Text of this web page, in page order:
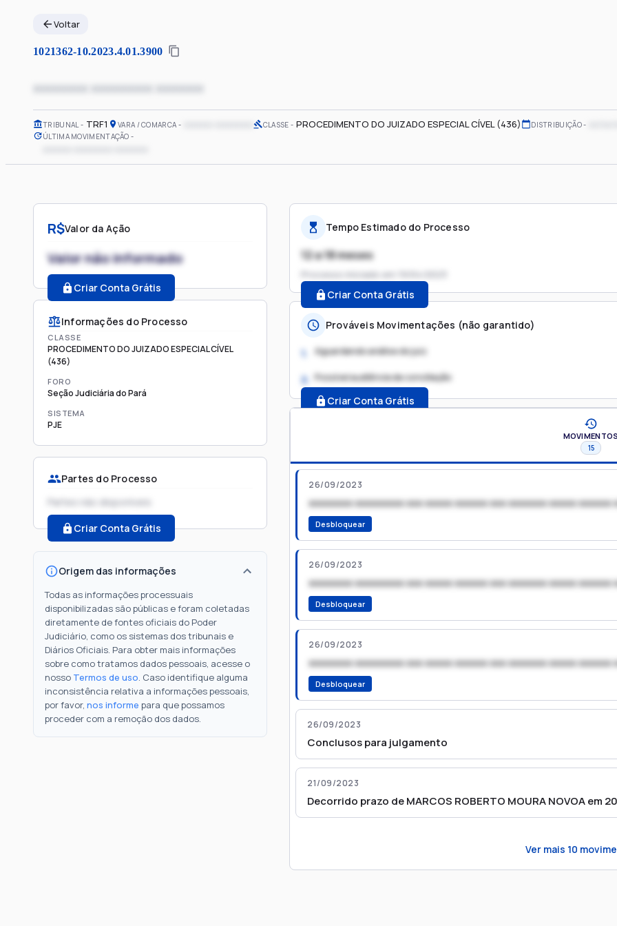
Voltar
1021362-10.2023.4.01.3900
xxxxxxxx xxxxxxxxx xxxxxxx
TRIBUNAL TRF1 VARA / COMARCA CLASSE PROCEDIMENTO DO JUIZADO ESPECIAL CÍVEL (436) DISTRIBUIÇÃO
ÚLTIMA MOVIMENTAÇÃO
R$Valor da Ação
Valor não informado
Criar Conta Grátis
Informações do Processo
CLASSE
PROCEDIMENTO DO JUIZADO ESPECIAL CÍVEL
(436)
FORO
Seção Judiciária do Pará
SISTEMA
PJE
Partes do Processo
Partes não disponíveis
Criar Conta Grátis
Origem das informações
Todas as informações processuais
disponibilizadas são públicas e foram coletadas
diretamente de fontes oficiais do Poder
Judiciário, como os sistemas dos tribunais e
Diários Oficiais. Para obter mais informações
sobre como tratamos dados pessoais, acesse o
nosso Termos de uso. Caso identifique alguma
inconsistência relativa a informações pessoais,
por favor, nos informe para que possamos
proceder com a remoção dos dados.
Tempo Estimado do Processo
12 a 18 meses
Processo iniciado em
Criar Conta Grátis
Prováveis Movimentações (não garantido)
1. Aguardando análise do juiz
2. Possível audiência de conciliação
Criar Conta Grátis
MOVIMENTOS
15
26/09/2023
xxxxxxxx xxxxxxxxx xxx xxxxx xxxxxx xxx xxxxxxx xxxxx xxxxxx
Desbloquear
26/09/2023
xxxxxxxx xxxxxxxxx xxx xxxxx xxxxxx xxx xxxxxxx xxxxx xxxxxx
Desbloquear
26/09/2023
xxxxxxxx xxxxxxxxx xxx xxxxx xxxxxx xxx xxxxxxx xxxxx xxxxxx
Desbloquear
26/09/2023
Conclusos para julgamento
21/09/2023
Decorrido prazo de MARCOS ROBERTO MOURA NOVOA em
Ver mais 10